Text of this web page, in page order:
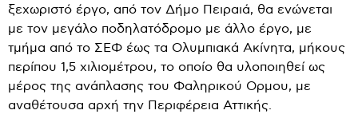
ξεχωριστό έργο, από τον Δήμο Πειραιά, θα ενώνεται
με τον μεγάλο ποδηλατόδρομο με άλλο έργο, με
τμήμα από το ΣΕΦ έως τα Ολυμπιακά Ακίνητα, μήκους
περίπου 1,5 χιλιομέτρου, το οποίο θα υλοποιηθεί ως
μέρος της ανάπλασης του Φαληρικού Ορμου, με
αναθέτουσα αρχή την Περιφέρεια Αττικής.